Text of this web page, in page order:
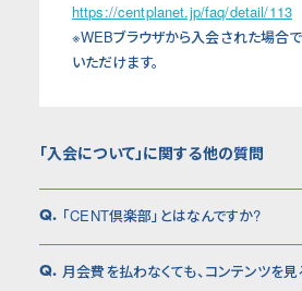
https://centplanet.jp/faq/detail/113
※WEBブラウザから入会された場合
いただけます。
「入会について」に関する他の質問
Q. 「CENT倶楽部」とはなんですか?
Q. 月会費を払わなくても、コンテンツを見